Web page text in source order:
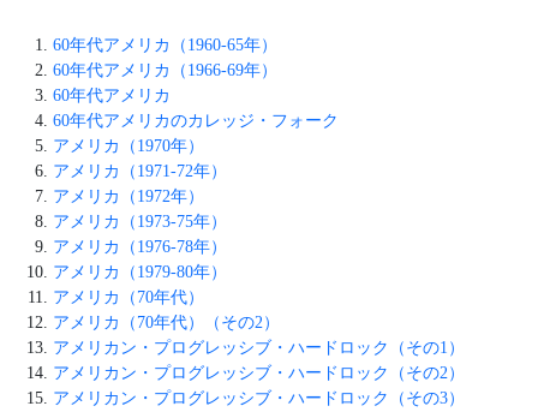
60年代アメリカ（1960-65年）
60年代アメリカ（1966-69年）
60年代アメリカ
60年代アメリカのカレッジ・フォーク
アメリカ（1970年）
アメリカ（1971-72年）
アメリカ（1972年）
アメリカ（1973-75年）
アメリカ（1976-78年）
アメリカ（1979-80年）
アメリカ（70年代）
アメリカ（70年代）（その2）
アメリカン・プログレッシブ・ハードロック（その1）
アメリカン・プログレッシブ・ハードロック（その2）
アメリカン・プログレッシブ・ハードロック（その3）